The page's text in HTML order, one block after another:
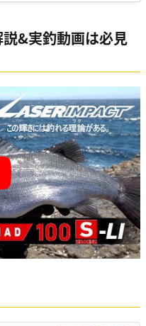
&実釣動画は必見